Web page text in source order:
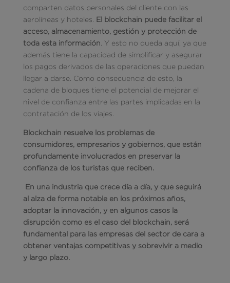
comparten datos personales del cliente con las
aerolíneas y hoteles. El blockchain puede facilitar el
acceso, almacenamiento, gestión y protección de
toda esta información . Y esto no queda aquí, ya que
además tiene la capacidad de simplificar y asegurar
los pagos derivados de las operaciones que puedan
llegar a darse. Como consecuencia de esto, la
cadena de bloques tiene el potencial de mejorar el
nivel de confianza entre las partes implicadas en la
contratación de los viajes.
Blockchain resuelve los problemas de
consumidores, empresarios y gobiernos, que están
profundamente involucrados en preservar la
confianza de los turistas que reciben.
En una industria que crece día a día, y que seguirá
al alza de forma notable en los próximos años,
adoptar la innovación, y en algunos casos la
disrupción como es el caso del blockchain, será
fundamental para las empresas del sector de cara a
obtener ventajas competitivas y sobrevivir a medio
y largo plazo.